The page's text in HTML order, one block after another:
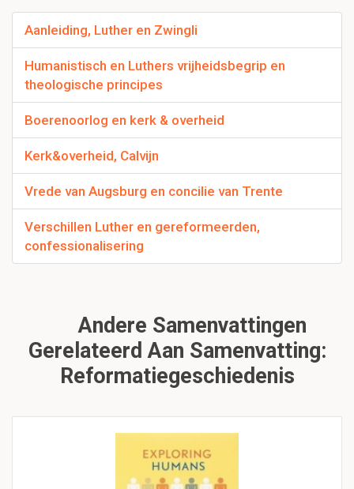
Aanleiding, Luther en Zwingli
Humanistisch en Luthers vrijheidsbegrip en
theologische principes
Boerenoorlog en kerk & overheid
Kerk&overheid, Calvijn
Vrede van Augsburg en concilie van Trente
Verschillen Luther en gereformeerden,
confessionalisering
Andere Samenvattingen
Gerelateerd Aan Samenvatting:
Reformatiegeschiedenis